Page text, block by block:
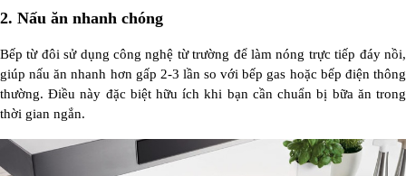
2. Nấu ăn nhanh chóng
Bếp từ đôi sử dụng công nghệ từ trường để làm nóng trực tiếp đáy nồi,
giúp nấu ăn nhanh hơn gấp 2-3 lần so với bếp gas hoặc bếp điện thông
thường. Điều này đặc biệt hữu ích khi bạn cần chuẩn bị bữa ăn trong
thời gian ngắn.